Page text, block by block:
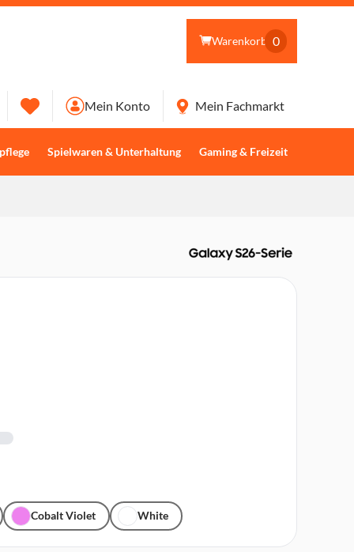
Warenkorb 0
Spielwaren & Unterhaltung Gaming & Freizeit
Mein Konto Mein Fachmarkt
Cobalt Violet White